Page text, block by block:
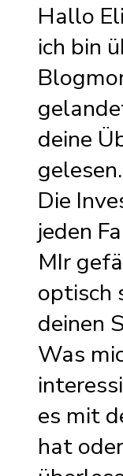
Hallo
ich bin
deine
gelesen.
Die
jeden
MIr
optisch
deinen
Was
es mit
hat